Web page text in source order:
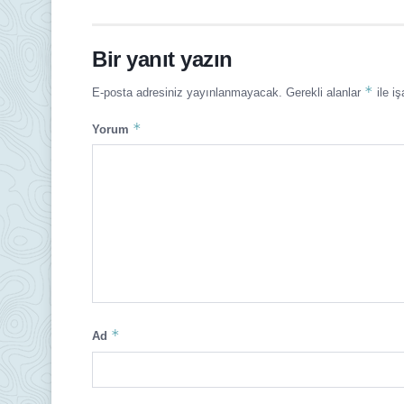
Bir yanıt yazın
E-posta adresiniz yayınlanmayacak. Gerekli alanlar * ile
Yorum *
Ad *